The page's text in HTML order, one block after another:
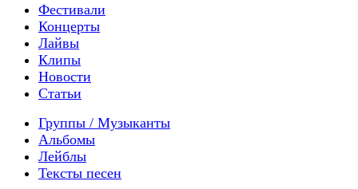
Фестивали
Концерты
Лайвы
Клипы
Новости
Статьи
Группы / Музыканты
Альбомы
Лейблы
Тексты песен